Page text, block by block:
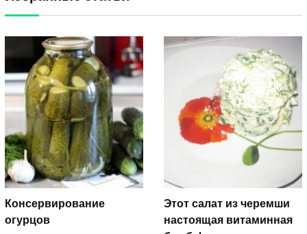
Консервирование
огурцов
Этот салат из черемши
настоящая витаминная